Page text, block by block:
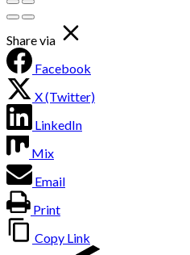
Share via
Facebook
X (Twitter)
LinkedIn
Mix
Email
Print
Copy Link